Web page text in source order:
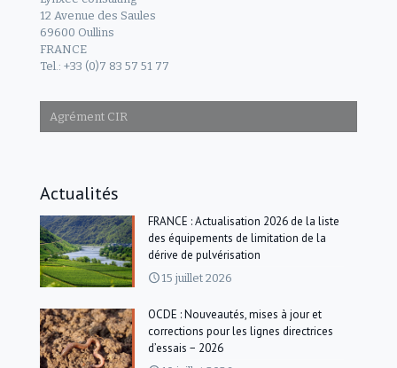
12 Avenue des Saules
69600 Oullins
FRANCE
Tel.: +33 (0)7 83 57 51 77
Agrément CIR
Actualités
FRANCE : Actualisation 2026 de la liste
des équipements de limitation de la
dérive de pulvérisation
15 juillet 2026
OCDE : Nouveautés, mises à jour et
corrections pour les lignes directrices
d’essais − 2026